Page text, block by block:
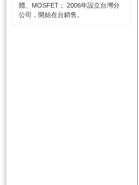
體、MOSFET； 2006年設立台灣分
公司，開始在台銷售。